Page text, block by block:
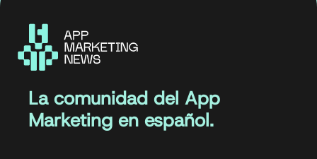
La comunidad del App
Marketing en español.